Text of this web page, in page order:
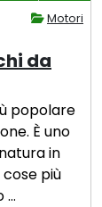
Motori
da
popolare
È uno
in
più
…